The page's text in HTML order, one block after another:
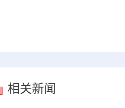
相关新闻